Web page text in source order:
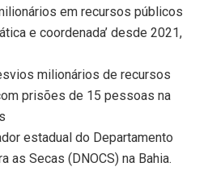
em recursos públicos
e coordenada’ desde 2021,
milionários de recursos
prisões de 15 pessoas na
estadual do Departamento
as Secas (DNOCS) na Bahia.